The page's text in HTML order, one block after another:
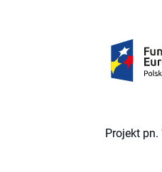
Projekt